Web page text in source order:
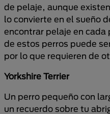
de pelaje, aunque
lo convierte en el sueño
encontrar pelaje en
de estos perros puede
por lo que requieren de
Yorkshire Terrier
Un perro pequeño con
un recuerdo sobre tu